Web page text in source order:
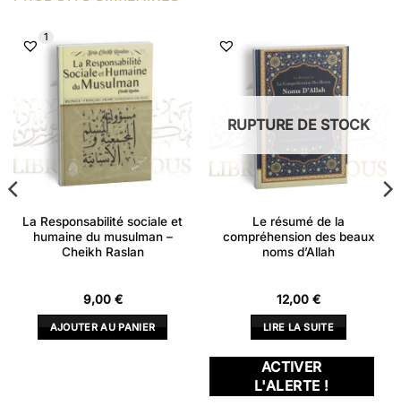
1
La Responsabilité sociale et
humaine du musulman –
Cheikh Raslan
9,00 €
AJOUTER AU PANIER
RUPTURE DE STOCK
Le résumé de la
compréhension des beaux
noms d’Allah
12,00 €
LIRE LA SUITE
ACTIVER
L'ALERTE !